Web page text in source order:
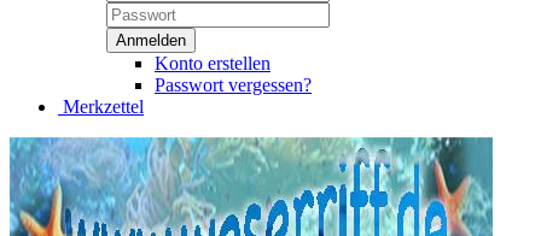
Konto erstellen
Passwort vergessen?
Merkzettel